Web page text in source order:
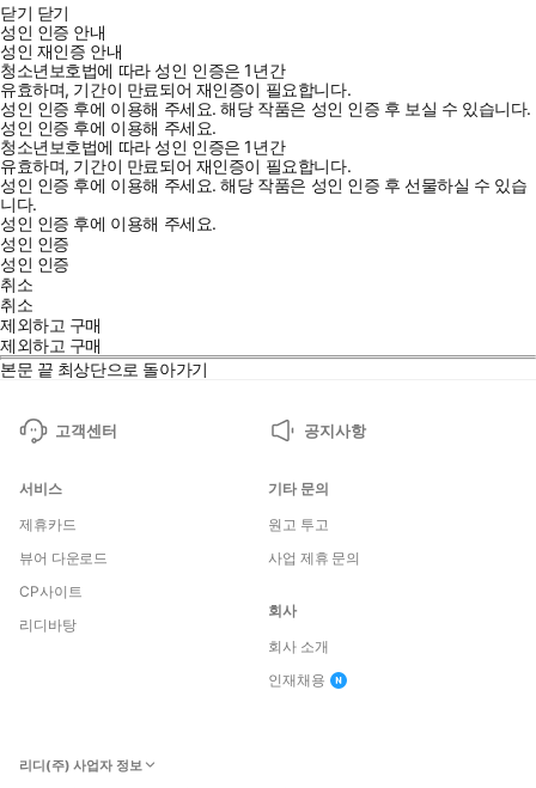
닫기 닫기
성인 인증 안내
성인 재인증 안내
청소년보호법에 따라 성인 인증은 1년간
유효하며, 기간이 만료되어 재인증이 필요합니다.
성인 인증 후에 이용해 주세요.해당 작품은 성인 인증 후 보실 수 있습니다.
성인 인증 후에 이용해 주세요.
청소년보호법에 따라 성인 인증은 1년간
유효하며, 기간이 만료되어 재인증이 필요합니다.
성인 인증 후에 이용해 주세요.해당 작품은 성인 인증 후 선물하실 수 있습
니다.
성인 인증 후에 이용해 주세요.
성인 인증
성인 인증
취소
취소
제외하고 구매
제외하고 구매
본문 끝 최상단으로 돌아가기
고객센터 공지사항
서비스
제휴카드
뷰어 다운로드
CP사이트
리디바탕
기타 문의
원고 투고
사업 제휴 문의
회사
회사 소개
인재채용
리디(주) 사업자 정보